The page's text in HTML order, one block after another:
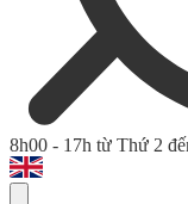
8h00 - 17h từ Thứ 2